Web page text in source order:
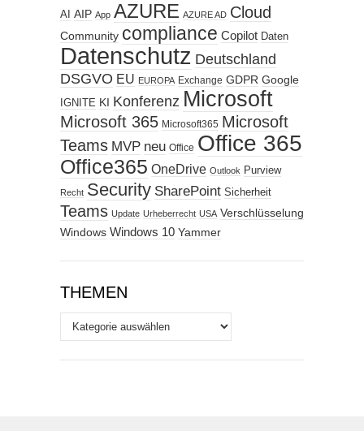
AI AIP App AZURE AZURE AD Cloud
Community compliance Copilot Daten
Datenschutz Deutschland
DSGVO EU EUROPA Exchange GDPR Google
IGNITE KI Konferenz Microsoft
Microsoft 365 Microsoft365 Microsoft
Teams MVP neu Office Office 365
Office365 OneDrive Outlook Purview
Recht Security SharePoint Sicherheit
Teams Update Urheberrecht USA Verschlüsselung
Windows Windows 10 Yammer
THEMEN
Themen